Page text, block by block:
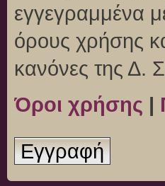
εγγεγραμμένα
όρους χρήσης
κανόνες της Δ.
Όροι χρήσης |
Εγγραφή